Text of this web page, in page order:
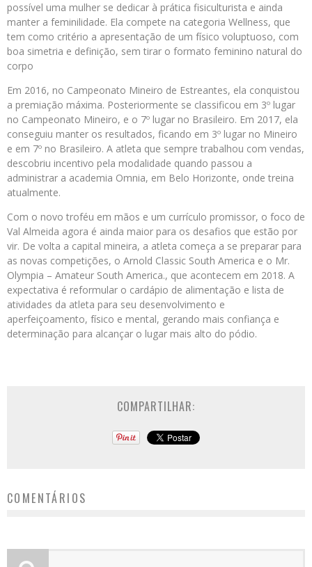
possível uma mulher se dedicar à prática fisiculturista e ainda
manter a feminilidade. Ela compete na categoria Wellness, que
tem como critério a apresentação de um físico voluptuoso, com
boa simetria e definição, sem tirar o formato feminino natural do
corpo
Em 2016, no Campeonato Mineiro de Estreantes, ela conquistou
a premiação máxima. Posteriormente se classificou em 3º lugar
no Campeonato Mineiro, e o 7º lugar no Brasileiro. Em 2017, ela
conseguiu manter os resultados, ficando em 3º lugar no Mineiro
e em 7º no Brasileiro. A atleta que sempre trabalhou com vendas,
descobriu incentivo pela modalidade quando passou a
administrar a academia Omnia, em Belo Horizonte, onde treina
atualmente.
Com o novo troféu em mãos e um currículo promissor, o foco de
Val Almeida agora é ainda maior para os desafios que estão por
vir. De volta a capital mineira, a atleta começa a se preparar para
as novas competições, o Arnold Classic South America e o Mr.
Olympia – Amateur South America., que acontecem em 2018. A
expectativa é reformular o cardápio de alimentação e lista de
atividades da atleta para seu desenvolvimento e
aperfeiçoamento, físico e mental, gerando mais confiança e
determinação para alcançar o lugar mais alto do pódio.
COMPARTILHAR:
COMENTÁRIOS